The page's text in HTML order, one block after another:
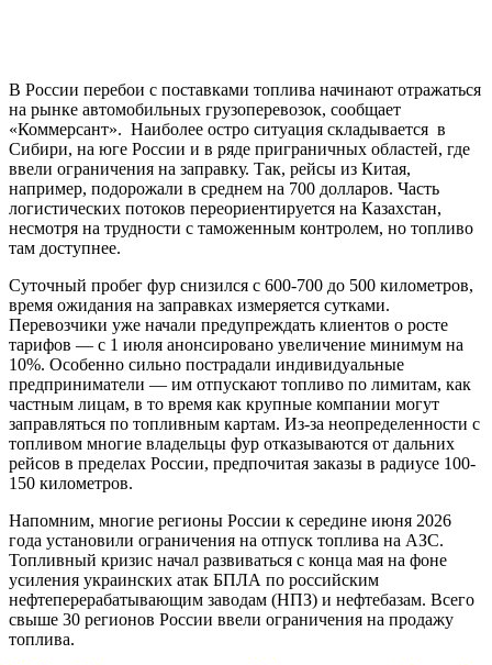
В России перебои с поставками топлива начинают отражаться
на рынке автомобильных грузоперевозок, сообщает
«Коммерсант». Наиболее остро ситуация складывается в
Сибири, на юге России и в ряде приграничных областей, где
ввели ограничения на заправку. Так, рейсы из Китая,
например, подорожали в среднем на 700 долларов. Часть
логистических потоков переориентируется на Казахстан,
несмотря на трудности с таможенным контролем, но топливо
там доступнее.
Суточный пробег фур снизился с 600-700 до 500 километров,
время ожидания на заправках измеряется сутками.
Перевозчики уже начали предупреждать клиентов о росте
тарифов — с 1 июля анонсировано увеличение минимум на
10%. Особенно сильно пострадали индивидуальные
предприниматели — им отпускают топливо по лимитам, как
частным лицам, в то время как крупные компании могут
заправляться по топливным картам. Из-за неопределенности с
топливом многие владельцы фур отказываются от дальних
рейсов в пределах России, предпочитая заказы в радиусе 100-
150 километров.
Напомним, многие регионы России к середине июня 2026
года установили ограничения на отпуск топлива на АЗС.
Топливный кризис начал развиваться с конца мая на фоне
усиления украинских атак БПЛА по российским
нефтеперерабатывающим заводам (НПЗ) и нефтебазам. Всего
свыше 30 регионов России ввели ограничения на продажу
топлива.